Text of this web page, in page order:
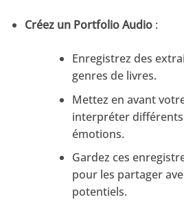
Créez un Portfolio Audio:
Enregistrez des
genres de livres.
Mettez en avant
interpréter
émotions.
Gardez ces
pour les partager
potentiels.